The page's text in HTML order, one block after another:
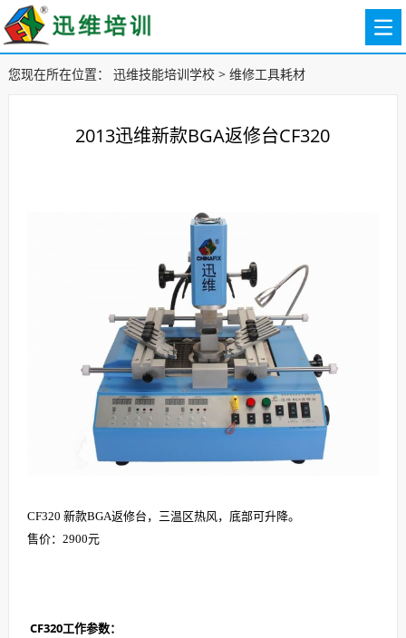
您现在所在位置： 迅维技能培训学校> 维修工具耗材
2013迅维新款BGA返修台CF320
CF320 新款BGA返修台，三温区热风，底部可升降。
售价：2900元
CF320工作参数：